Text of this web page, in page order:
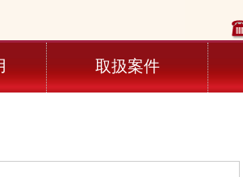
取扱案件